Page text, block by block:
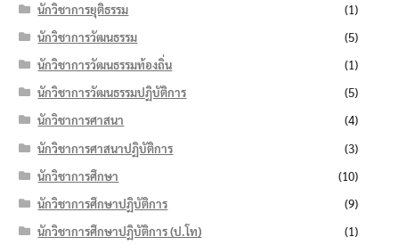
นักวิชาการยุติธรรม
(1)
นักวิชาการวัฒนธรรม
(5)
นักวิชาการวัฒนธรรมท้องถิ่น
(1)
นักวิชาการวัฒนธรรมปฏิบัติการ
(5)
นักวิชาการศาสนา
(4)
นักวิชาการศาสนาปฏิบัติการ
(3)
นักวิชาการศึกษา
(10)
นักวิชาการศึกษาปฏิบัติการ
(9)
นักวิชาการศึกษาปฏิบัติการ (ป.โท)
(1)